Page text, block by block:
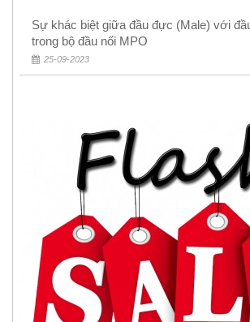
Sự khác biệt giữa đầu đực (Male) với
trong bộ đầu nối MPO
25-09-2023